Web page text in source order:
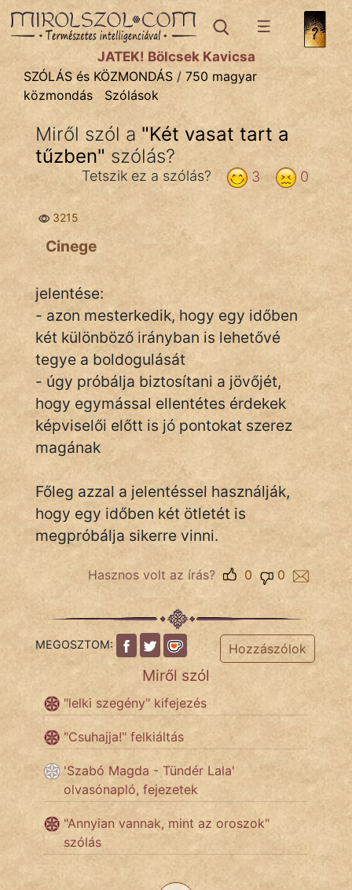
SZÓLÁS ÉS KÖZMONDÁStémák:
Bibliai
Kifejezések
Közmondások
Rímelő
Szóláscsoportok
Szólások
Tréfás
IRODALOM
SZÓLÁS
KÖZMONDÁS
PSZICHO
TÖRTÉNELEM
Népszerű szerzőink:
fantom
JÁTÉK! Bölcsek Kavicsa
SZÓLÁS és KÖZMONDÁS / 750 magyar
közmondás
Szólások
Miről szól a "Két vasat tart a
tűzben" szólás?
0
3
Tetszik ez a szólás?
3215
Cinege
jelentése:
- azon mesterkedik, hogy egy időben
két különböző irányban is lehetővé
tegye a boldogulását
- úgy próbálja biztosítani a jövőjét,
hogy egymással ellentétes érdekek
képviselői előtt is jó pontokat szerez
magának
Főleg azzal a jelentéssel használják,
hogy egy időben két ötletét is
megpróbálja sikerre vinni.
Hasznos volt az írás? 0
0
MEGOSZTOM: Hozzászólok
Miről szól
"lelki szegény" kifejezés
"Csuhajja!" felkiáltás
'Szabó Magda - Tündér Lala'
olvasónapló, fejezetek
"Annyian vannak, mint az oroszok"
szólás